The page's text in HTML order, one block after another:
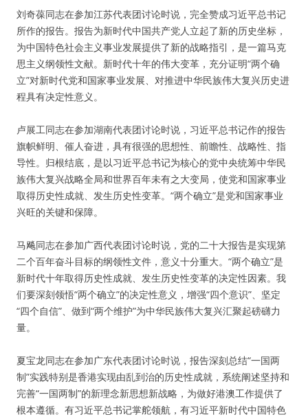
刘奇葆同志在参加江苏代表团讨论时说，完全赞成习近平总书记
所作的报告。报告为新时代中国共产党人立起了新的历史坐标，
为中国特色社会主义事业发展提供了新的战略指引，是一篇马克
思主义纲领性文献。新时代十年的伟大变革，充分证明“两个确
立”对新时代党和国家事业发展、对推进中华民族伟大复兴历史进
程具有决定性意义。
卢展工同志在参加湖南代表团讨论时说，习近平总书记作的报告
旗帜鲜明、催人奋进，具有很强的思想性、前瞻性、战略性、指
导性。归根结底，是以习近平总书记为核心的党中央统筹中华民
族伟大复兴战略全局和世界百年未有之大变局，使党和国家事业
取得历史性成就、发生历史性变革。“两个确立”是党和国家事业
兴旺的关键和保障。
马飚同志在参加广西代表团讨论时说，党的二十大报告是实现第
二个百年奋斗目标的纲领性文件，意义十分重大。“两个确立”是
新时代十年取得历史性成就、发生历史性变革的决定性因素。我
们要深刻领悟“两个确立”的决定性意义，增强“四个意识”、坚定
“四个自信”、做到“两个维护”为中华民族伟大复兴汇聚起磅礴力
量。
夏宝龙同志在参加广东代表团讨论时说，报告深刻总结“一国两
制”实践特别是香港实现由乱到治的历史性成就，系统阐述坚持和
完善“一国两制”的新理念新思想新战略，为做好港澳工作提供了
根本遵循。有习近平总书记掌舵领航，有习近平新时代中国特色